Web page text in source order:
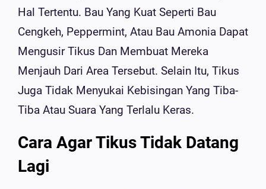
Hal Tertentu. Bau Yang Kuat Seperti Bau
Cengkeh, Peppermint, Atau Bau Amonia Dapat
Mengusir Tikus Dan Membuat Mereka
Menjauh Dari Area Tersebut. Selain Itu, Tikus
Juga Tidak Menyukai Kebisingan Yang Tiba-
Tiba Atau Suara Yang Terlalu Keras.
Cara Agar Tikus Tidak Datang
Lagi